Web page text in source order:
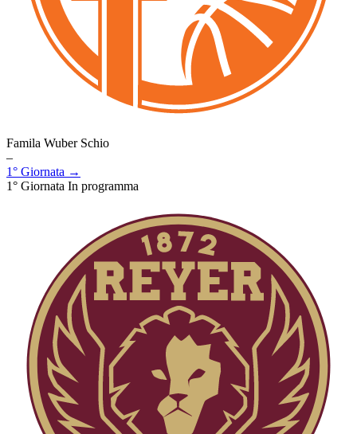
Famila Wuber Schio
–
1° Giornata →
1° Giornata In programma